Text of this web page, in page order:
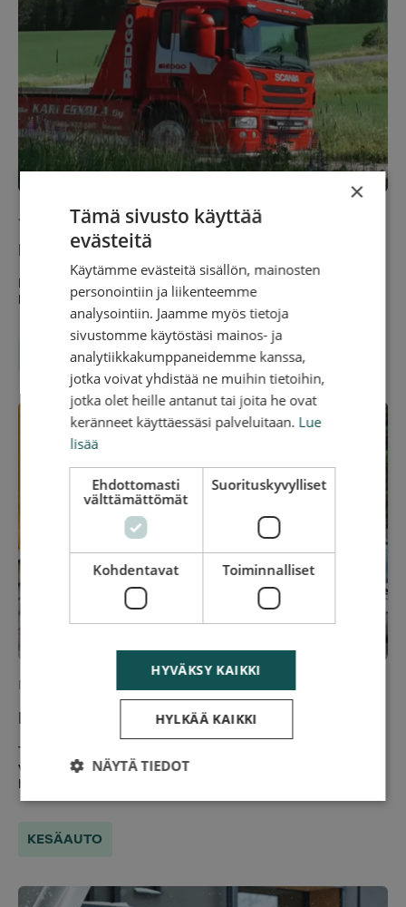
Jun 21, 2026 12.00
REDGO päivystää Juhannuksena
REDGO-hinauspalvelu muistuttaa, että juhannusviikon vilkas
liikenne tietää kiireistä aikaa myös hinauspalveluille.
TIEPALVELU
Kesäauton käyttöönotto - 10 vinkkiä
Tässä artikkelissa käymme läpi toimenpiteitä ja annamme
vinkkejä sujuvaan ajokauteen. Lisäksi keskitymme kesäauton
KESÄAUTO
×
Tämä sivusto käyttää
evästeitä
Käytämme evästeitä sisällön, mainosten
personointiin ja liikenteemme
analysointiin. Jaamme myös tietoja
sivustomme käytöstäsi mainos- ja
analytiikkakumppaneidemme kanssa,
jotka voivat yhdistää ne muihin tietoihin,
jotka olet heille antanut tai joita he ovat
keränneet käyttäessäsi palveluitaan. Lue
lisää
Ehdottomasti
välttämättömät
Suorituskyvylliset
Kohdentavat Toiminnalliset
HYVÄKSY KAIKKI
HYLKÄÄ KAIKKI
NÄYTÄ TIEDOT